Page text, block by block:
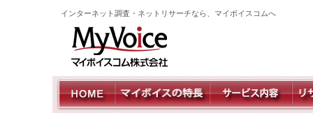
インターネット調査・ネットリサーチなら、マイボイスコムへ